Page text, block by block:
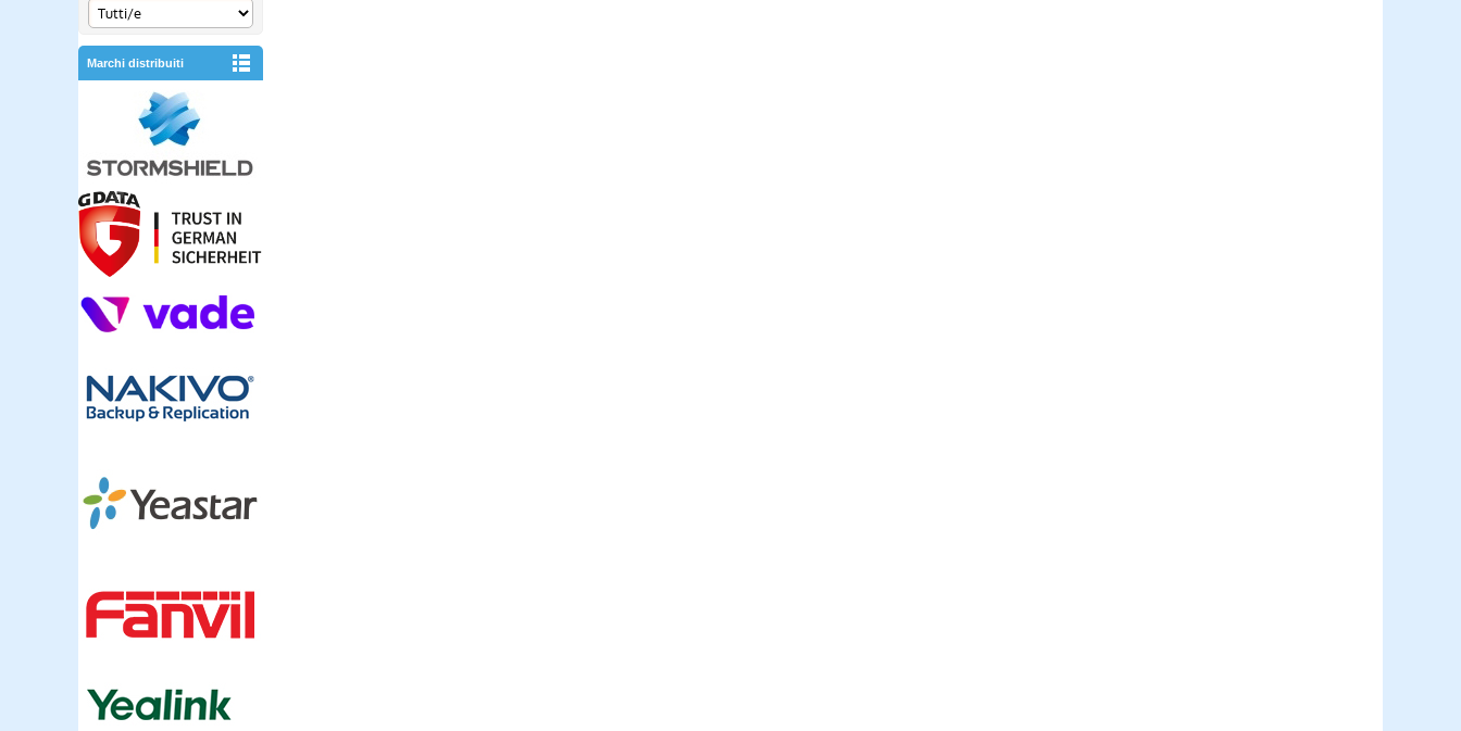
Marchi distribuiti